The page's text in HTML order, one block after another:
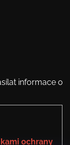
informace o
ochrany